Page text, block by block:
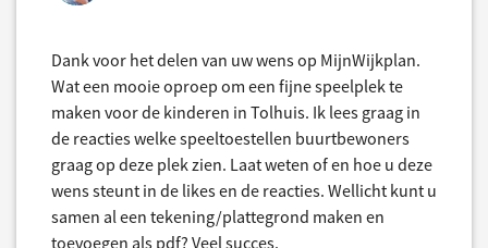
Dank voor het delen van uw wens op MijnWijkplan.
Wat een mooie oproep om een fijne speelplek te
maken voor de kinderen in Tolhuis. Ik lees graag in
de reacties welke speeltoestellen buurtbewoners
graag op deze plek zien. Laat weten of en hoe u deze
wens steunt in de likes en de reacties. Wellicht kunt u
samen al een tekening/plattegrond maken en
toevoegen als pdf? Veel succes.